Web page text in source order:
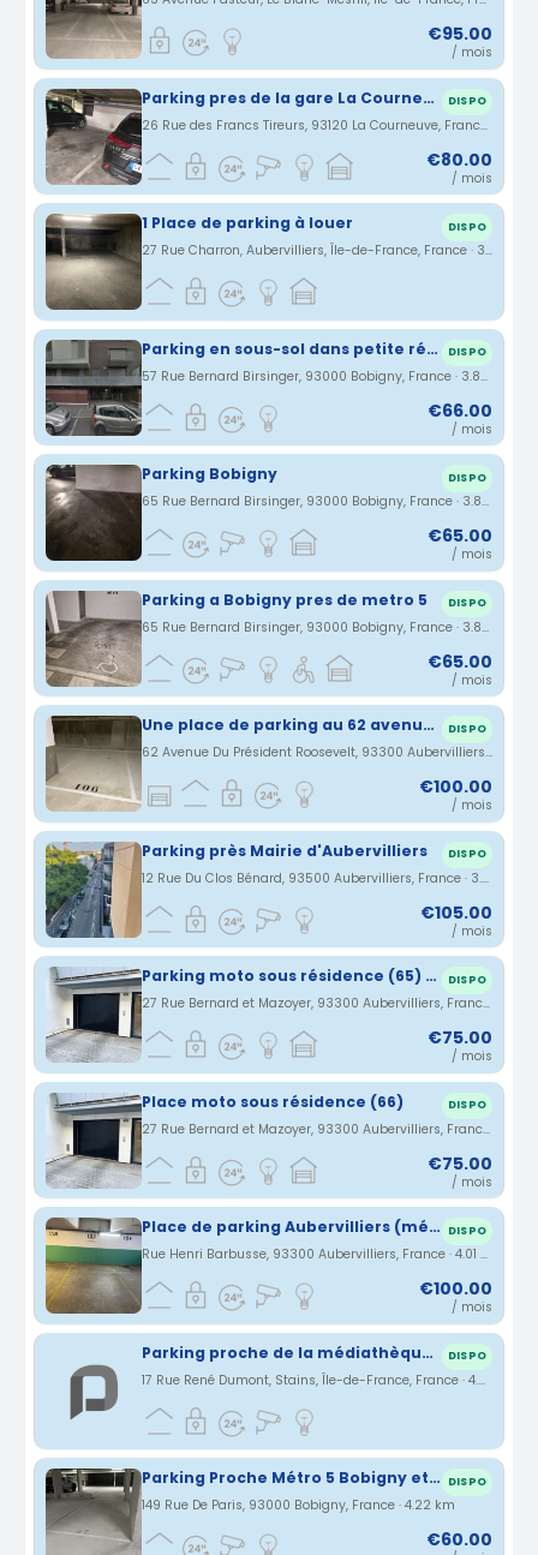
€95.00
/ mois
Parking pres de la gare La Courneuve-Aubervilliers RER B DISPO
26 Rue des Francs Tireurs, 93120 La Courneuve, France · 3.57 km
€80.00
/ mois
1 Place de parking à louer DISPO
27 Rue Charron, Aubervilliers, Île-de-France, France · 3.71 km
Parking en sous-sol dans petite résidence sécurisée DISPO
57 Rue Bernard Birsinger, 93000 Bobigny, France · 3.83 km
€66.00
/ mois
Parking Bobigny DISPO
65 Rue Bernard Birsinger, 93000 Bobigny, France · 3.88 km
€65.00
/ mois
Parking a Bobigny pres de metro 5 DISPO
65 Rue Bernard Birsinger, 93000 Bobigny, France · 3.88 km
€65.00
/ mois
Une place de parking au 62 avenue du Président Roosevelt, 93300 Aubervilliers DISPO
62 Avenue Du Président Roosevelt, 93300 Aubervilliers, France · 3.94 km
€100.00
/ mois
Parking près Mairie d'Aubervilliers DISPO
12 Rue Du Clos Bénard, 93500 Aubervilliers, France · 3.95 km
€105.00
/ mois
Parking moto sous résidence (65) - Aubervilliers DISPO
27 Rue Bernard et Mazoyer, 93300 Aubervilliers, France · 3.97 km
€75.00
/ mois
Place moto sous résidence (66) DISPO
27 Rue Bernard et Mazoyer, 93300 Aubervilliers, France · 3.97 km
€75.00
/ mois
Place de parking Aubervilliers (métro Aubervilliers - Pantin - Quatre Chemins Ligne 7) DISPO
Rue Henri Barbusse, 93300 Aubervilliers, France · 4.01 km
€100.00
/ mois
Parking proche de la médiathèque et mairie de Stains DISPO
17 Rue René Dumont, Stains, Île-de-France, France · 4.22 km
Parking Proche Métro 5 Bobigny et RER E Noisy-le-Sec DISPO
149 Rue De Paris, 93000 Bobigny, France · 4.22 km
€60.00